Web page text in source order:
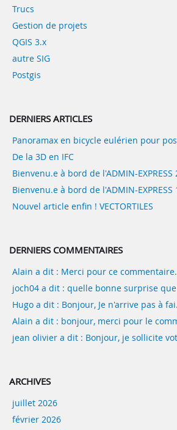
Trucs
Gestion de projets
QGIS 3.x
autre SIG
Postgis
DERNIERS ARTICLES
Panoramax en bicycle eulérien pour
De la 3D en IFC
Bienvenu.e à bord de l'ADMIN-EXPRESS
Bienvenu.e à bord de l'ADMIN-EXPRESS
Nouvel article enfin ! VECTORTILES
DERNIERS COMMENTAIRES
Alain a dit : Merci pour ce commentaire.
joch04 a dit : quelle bonne surprise
Hugo a dit : Bonjour, Je n'arrive pas à
Alain a dit : bonjour, merci pour le
jean olivier a dit : Bonjour, je sollicite
ARCHIVES
juillet 2026
février 2026